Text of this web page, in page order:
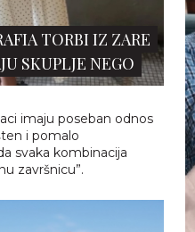
OBUĆE KOJI SE
IH
i bezvremenske:
nedostaju u letnjoj
slobodno...